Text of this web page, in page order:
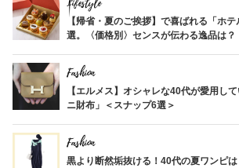
Lifestyle
【帰省・夏のご挨拶】で喜ばれる「ホ
選。〈価格別〉センスが伝わる逸品は？
Fashion
【エルメス】オシャレな40代が愛用し
ニ財布」＜スナップ6選＞
Fashion
黒より断然垢抜ける！40代の夏ワンピは